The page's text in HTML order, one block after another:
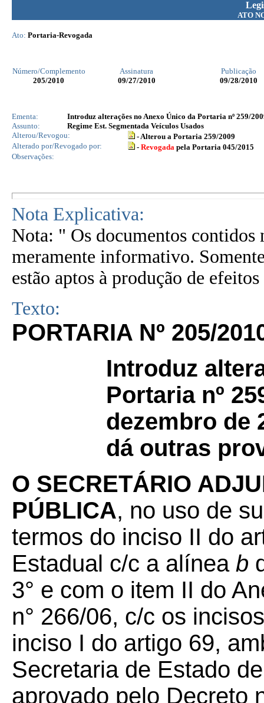
ATO
Ato: Portaria-Revogada
Número/Complemento Assinatura
Publicação
205/2010 09/27/2010 09/28/2010
Ementa:
Introduz alterações no Anexo Único da Portaria nº 259/
Assunto:
Regime Est. Segmentada Veículos Usados
Alterou/Revogou:
- Alterou a Portaria 259/2009
Alterado por/Revogado por:
- Revogada pela Portaria 045/2015
Observações:
Nota Explicativa:
Nota: " Os documentos contidos
meramente informativo.
estão aptos à produção de
Texto:
PORTARIA Nº 205/
Introduz
Portaria nº
dezembro de
dá outras
O SECRETÁRIO
PÚBLICA, no uso de
termos do inciso II do
Estadual c/c a alínea b
3° e com o item II do
n° 266/06, c/c os
inciso I do artigo 69,
Secretaria de Estado
aprovado pelo Decreto